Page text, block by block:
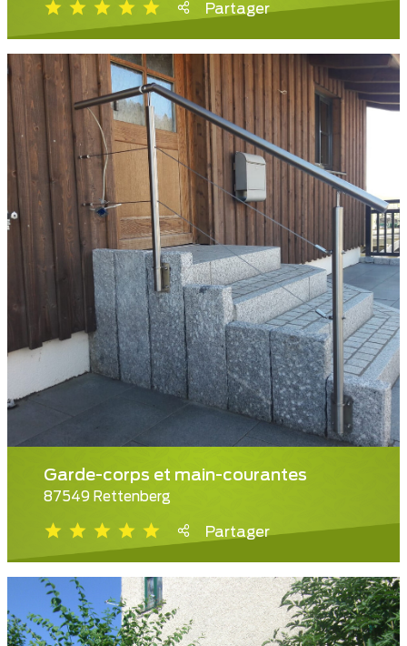
Partager
Garde-corps et main-courantes
87549 Rettenberg
Partager